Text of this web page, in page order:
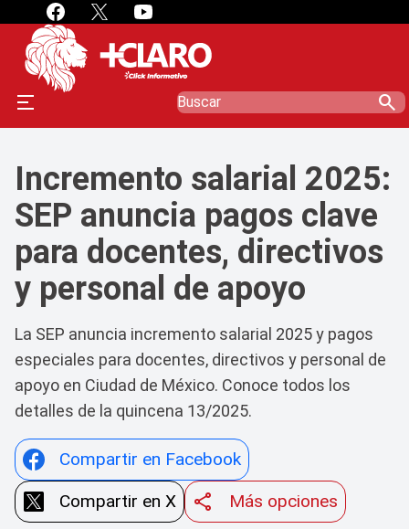
search
Incremento salarial 2025:
SEP anuncia pagos clave
para docentes, directivos
y personal de apoyo
La SEP anuncia incremento salarial 2025 y pagos
especiales para docentes, directivos y personal de
apoyo en Ciudad de México. Conoce todos los
detalles de la quincena 13/2025.
Compartir en Facebook
Compartir en X
Más opciones